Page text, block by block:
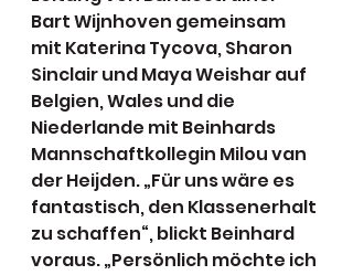
Bart Wijnhoven gemeinsam
mit Katerina Tycova, Sharon
Sinclair und Maya Weishar auf
Belgien, Wales und die
Niederlande mit Beinhards
Mannschaftkollegin Milou van
der Heijden. „Für uns wäre es
fantastisch, den Klassenerhalt
zu schaffen“, blickt Beinhard
voraus. „Persönlich möchte ich